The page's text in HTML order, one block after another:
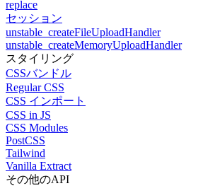
replace
セッション
unstable_createFileUploadHandler
unstable_createMemoryUploadHandler
スタイリング
CSSバンドル
Regular CSS
CSS インポート
CSS in JS
CSS Modules
PostCSS
Tailwind
Vanilla Extract
その他のAPI